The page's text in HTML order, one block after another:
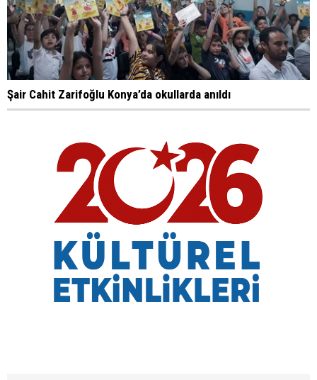
Şair Cahit Zarifoğlu Konya’da okullarda anıldı